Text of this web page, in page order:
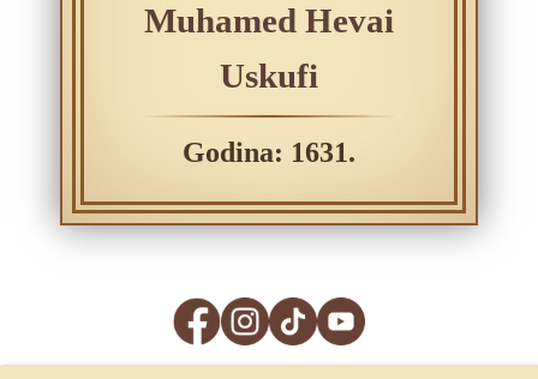
Muhamed Hevai
Uskufi
Godina: 1631.